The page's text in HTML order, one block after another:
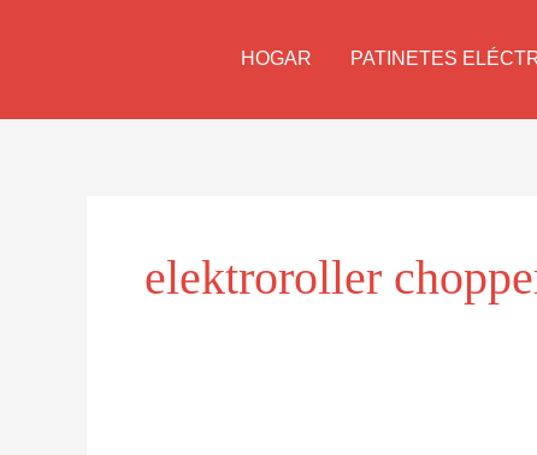
HOGAR PATINETES
elektroroller